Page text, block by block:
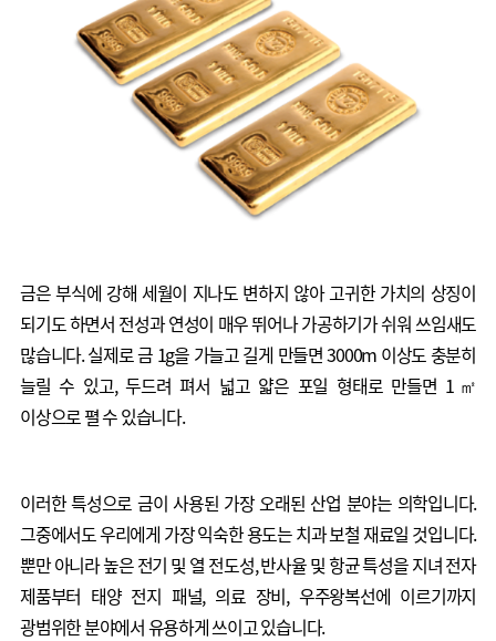
금은 부식에 강해 세월이 지나도 변하지 않아 고귀한 가치의 상징이
되기도 하면서 전성과 연성이 매우 뛰어나 가공하기가 쉬워 쓰임새도
많습니다. 실제로 금 1g을 가늘고 길게 만들면 3000m 이상도 충분히
늘릴 수 있고, 두드려 펴서 넓고 얇은 포일 형태로 만들면 1㎡
이상으로 펼 수 있습니다.
이러한 특성으로 금이 사용된 가장 오래된 산업 분야는 의학입니다.
그중에서도 우리에게 가장 익숙한 용도는 치과 보철 재료일 것입니다.
뿐만 아니라 높은 전기 및 열 전도성, 반사율 및 항균 특성을 지녀 전자
제품부터 태양 전지 패널, 의료 장비, 우주왕복선에 이르기까지
광범위한 분야에서 유용하게 쓰이고 있습니다.